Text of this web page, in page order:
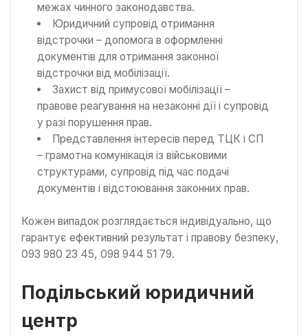
межах чинного законодавства.
Юридичний супровід отримання
відстрочки – допомога в оформленні
документів для отримання законної
відстрочки від мобілізації.
Захист від примусової мобілізації –
правове реагування на незаконні дії і супровід
у разі порушення прав.
Представлення інтересів перед ТЦК і СП
– грамотна комунікація із військовими
структурами, супровід під час подачі
документів і відстоювання законних прав.
Кожен випадок розглядається індивідуально, що
гарантує ефективний результат і правову безпеку,
093 980 23 45, 098 944 51 79.
Подільський юридичний
центр